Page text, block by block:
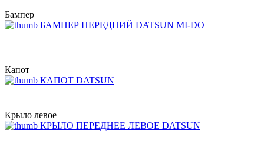
Бампер
БАМПЕР ПЕРЕДНИЙ DATSUN MI-DO
Капот
КАПОТ DATSUN
Крыло левое
КРЫЛО ПЕРЕДНЕЕ ЛЕВОЕ DATSUN